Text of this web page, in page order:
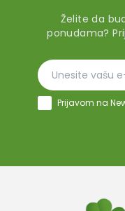
Želite da
ponudama?
Prijavom na